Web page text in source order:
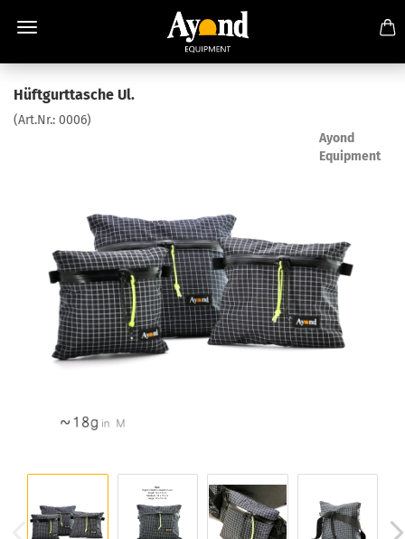
Hüftgurttasche Ul.
(Art.Nr.: 0006)
Ayond
Equipment